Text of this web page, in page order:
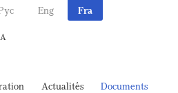
Eng Fra
Actualités Documents